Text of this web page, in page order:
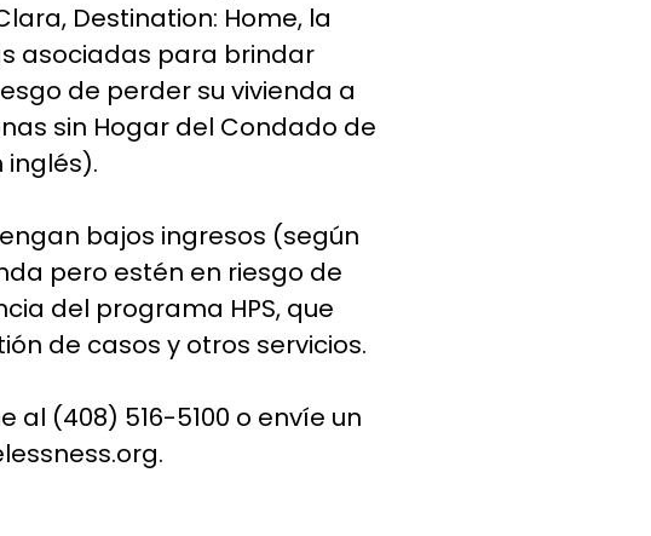
Destination: Home, la
asociadas para brindar
de perder su vivienda a
sin Hogar del Condado de
inglés).
bajos ingresos (según
pero estén en riesgo de
del programa HPS, que
de casos y otros servicios.
al (408) 516-5100 o envíe un
.